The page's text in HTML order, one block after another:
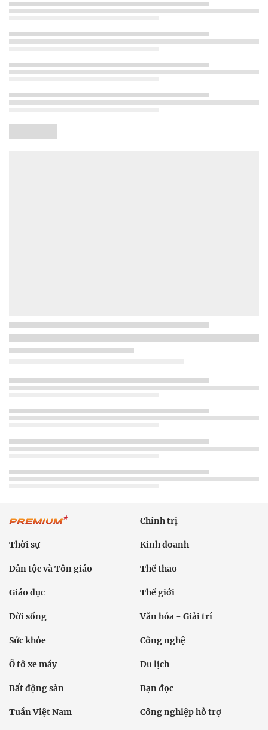
Chính trị
Thời sự Kinh doanh
Dân tộc và Tôn giáo Thể thao
Giáo dục Thế giới
Đời sống Văn hóa - Giải trí
Sức khỏe Công nghệ
Ô tô xe máy Du lịch
Bất động sản Bạn đọc
Tuần Việt Nam Công nghiệp hỗ trợ